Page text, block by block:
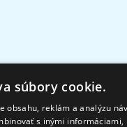
súbory cookie.
obsahu, reklám a analýzu
s inými